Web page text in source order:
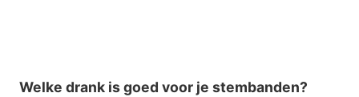
Welke drank is goed voor je stembanden?